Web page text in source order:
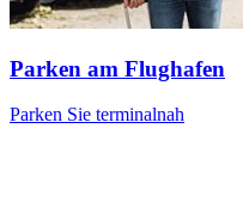
Parken am Flughafen
Parken Sie terminalnah